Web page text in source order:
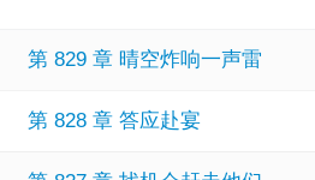
第 829 章 晴空炸响一声雷
第 828 章 答应赴宴